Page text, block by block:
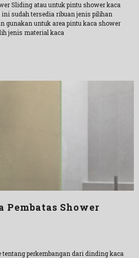
Sliding atau untuk pintu shower kaca
sudah tersedia ribuan jenis pilihan
gunakan untuk area pintu kaca shower
jenis material kaca
Pembatas Shower
perkembangan dari dinding kaca